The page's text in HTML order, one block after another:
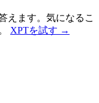
えます。気になるこ
XPTを試す →